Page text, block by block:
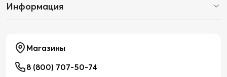
Информация
Магазины
8 (800) 707-50-74